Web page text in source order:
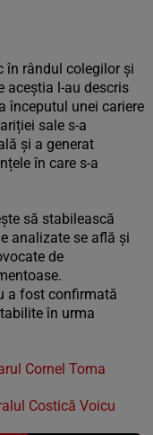
în rândul colegilor și
aceștia l-au descris
începutul unei cariere
sale s-a
și a generat
în care s-a
să stabilească
analizate se află și
de
a fost confirmată
în urma
Cornel Toma
Costică Voicu